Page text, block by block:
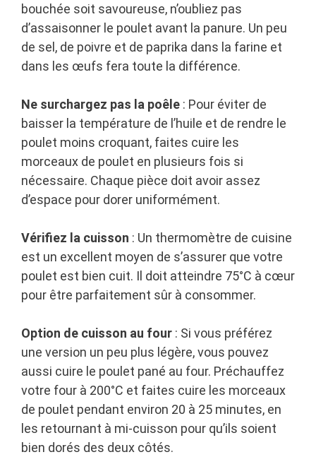
bouchée soit savoureuse, n’oubliez pas
d’assaisonner le poulet avant la panure. Un peu
de sel, de poivre et de paprika dans la farine et
dans les œufs fera toute la différence.
Ne surchargez pas la poêle : Pour éviter de
baisser la température de l’huile et de rendre le
poulet moins croquant, faites cuire les
morceaux de poulet en plusieurs fois si
nécessaire. Chaque pièce doit avoir assez
d’espace pour dorer uniformément.
Vérifiez la cuisson : Un thermomètre de cuisine
est un excellent moyen de s’assurer que votre
poulet est bien cuit. Il doit atteindre 75°C à cœur
pour être parfaitement sûr à consommer.
Option de cuisson au four : Si vous préférez
une version un peu plus légère, vous pouvez
aussi cuire le poulet pané au four. Préchauffez
votre four à 200°C et faites cuire les morceaux
de poulet pendant environ 20 à 25 minutes, en
les retournant à mi-cuisson pour qu’ils soient
bien dorés des deux côtés.